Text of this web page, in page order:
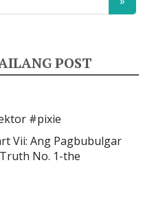
POST
#pixie
Vii: Ang Pagbubulgar
No. 1-the